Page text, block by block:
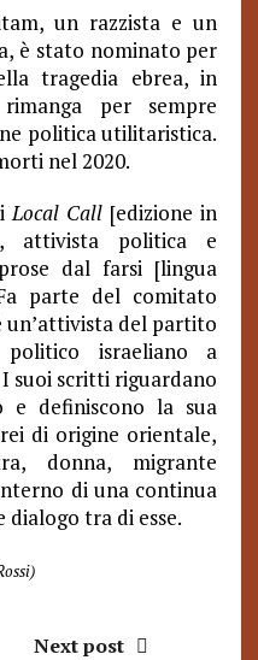
un razzista e un
è stato nominato per
tragedia ebrea, in
per sempre
politica utilitaristica.
nel 2020.
Local Call [edizione in
attivista politica e
dal farsi [lingua
parte del comitato
un’attivista del partito
israeliano a
suoi scritti riguardano
e definiscono la sua
di origine orientale,
donna, migrante
di una continua
tra di esse.
Next post